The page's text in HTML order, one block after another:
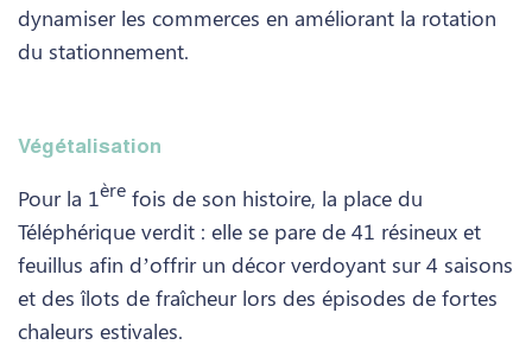
dynamiser les commerces en améliorant la rotation
du stationnement.
Végétalisation
Pour la 1ère fois de son histoire, la place du
Téléphérique verdit : elle se pare de 41 résineux et
feuillus afin d’offrir un décor verdoyant sur 4 saisons
et des îlots de fraîcheur lors des épisodes de fortes
chaleurs estivales.